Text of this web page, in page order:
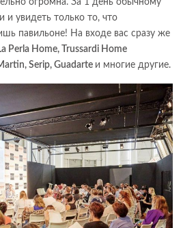
и увидеть только то, что
павильоне! На входе вас сразу же
Perla Home, Trussardi Home
Serip, Guadarte и многие другие.